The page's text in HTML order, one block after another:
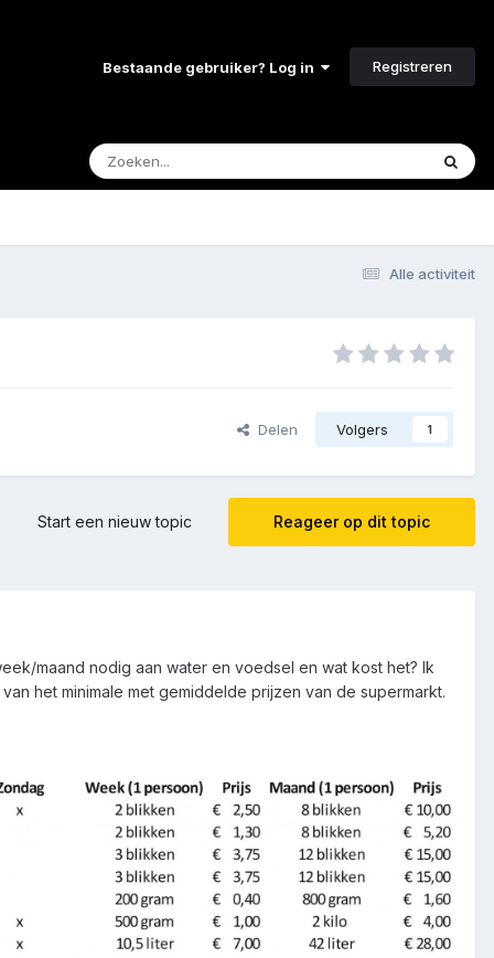
Bestaande gebruiker? Log in Registreren
Alle activiteit
Delen Volgers 1
Reageer op dit topic
Start een nieuw topic
maand nodig aan water en voedsel en wat kost het? Ik
het minimale met gemiddelde prijzen van de supermarkt.